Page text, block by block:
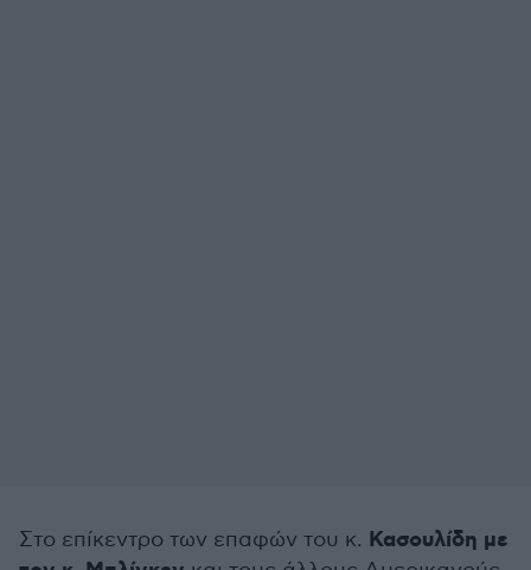
Στο επίκεντρο των επαφών του κ. Κασουλίδη με